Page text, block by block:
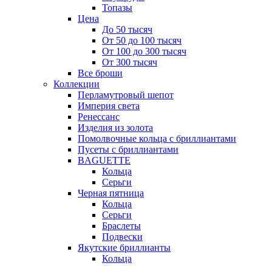
Топазы
Цена
До 50 тысяч
От 50 до 100 тысяч
От 100 до 300 тысяч
От 300 тысяч
Все броши
Коллекции
Перламутровый шепот
Империя света
Ренессанс
Изделия из золота
Помолвочные кольца с бриллиантами
Пусеты с бриллиантами
BAGUETTE
Кольца
Серьги
Черная пятница
Кольца
Серьги
Браслеты
Подвески
Якутские бриллианты
Кольца